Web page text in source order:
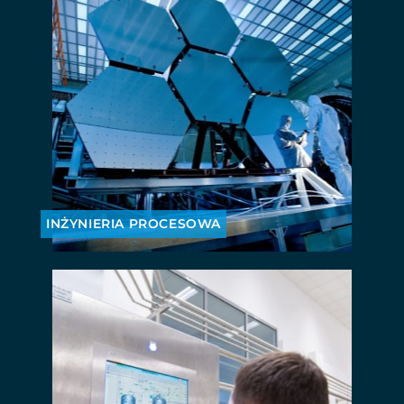
INŻYNIERIA PROCESOWA